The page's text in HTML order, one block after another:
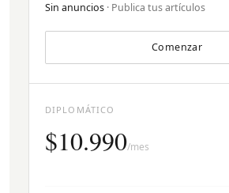
Sin anuncios · Publica tus artículos
Comenzar
DIPLOMÁTICO
$10.990/mes